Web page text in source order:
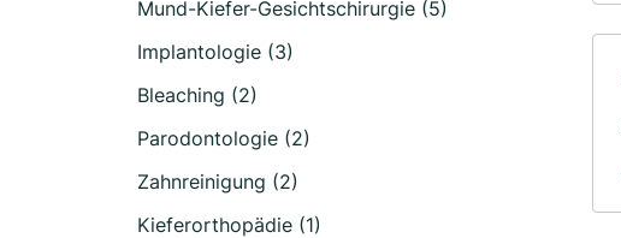
Mund-Kiefer-Gesichtschirurgie (5)
Implantologie (3)
Bleaching (2)
Parodontologie (2)
Zahnreinigung (2)
Kieferorthopädie (1)